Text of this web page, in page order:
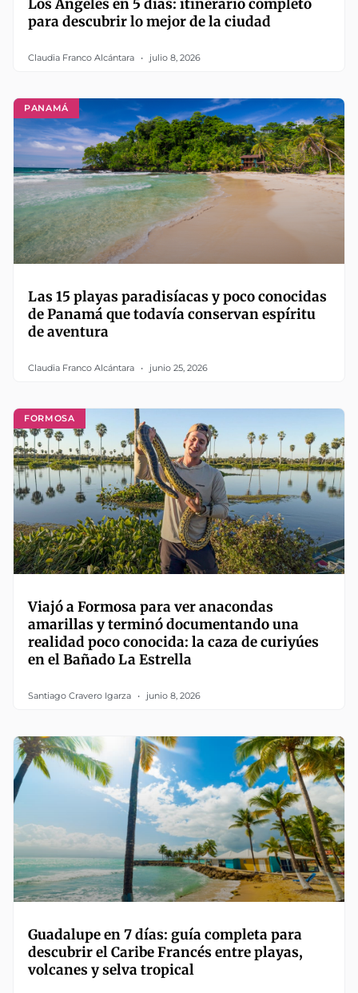
Los Ángeles en 5 días: itinerario completo
para descubrir lo mejor de la ciudad
Claudia Franco Alcántara julio 8, 2026
PANAMÁ
Las 15 playas paradisíacas y poco conocidas
de Panamá que todavía conservan espíritu
de aventura
Claudia Franco Alcántara junio 25, 2026
FORMOSA
Viajó a Formosa para ver anacondas
amarillas y terminó documentando una
realidad poco conocida: la caza de curiyúes
en el Bañado La Estrella
Santiago Cravero Igarza junio 8, 2026
Guadalupe en 7 días: guía completa para
descubrir el Caribe Francés entre playas,
volcanes y selva tropical